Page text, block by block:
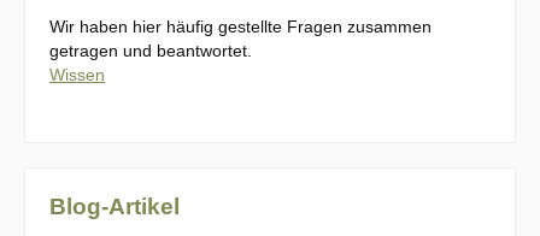
Wir haben hier häufig gestellte Fragen zusammen
getragen und beantwortet.
Wissen
Blog-Artikel